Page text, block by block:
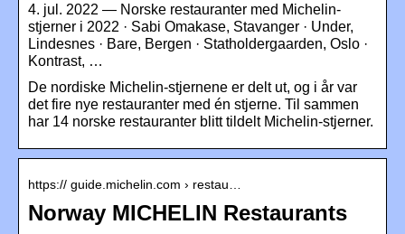
4. jul. 2022 — Norske restauranter med Michelin-
stjerner i 2022 · Sabi Omakase, Stavanger · Under,
Lindesnes · Bare, Bergen · Statholdergaarden, Oslo ·
Kontrast, …
De nordiske Michelin-stjernene er delt ut, og i år var
det fire nye restauranter med én stjerne. Til sammen
har 14 norske restauranter blitt tildelt Michelin-stjerner.
https:// guide.michelin.com › restau…
Norway MICHELIN Restaurants